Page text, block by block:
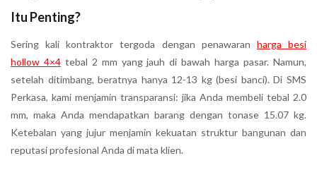
Itu Penting?
Sering kali kontraktor tergoda dengan penawaran harga besi
hollow 4×4tebal 2 mm yang jauh di bawah harga pasar. Namun,
setelah ditimbang, beratnya hanya 12-13 kg (besi banci). Di SMS
Perkasa, kami menjamin transparansi: jika Anda membeli tebal 2.0
mm, maka Anda mendapatkan barang dengan tonase 15.07 kg.
Ketebalan yang jujur menjamin kekuatan struktur bangunan dan
reputasi profesional Anda di mata klien.